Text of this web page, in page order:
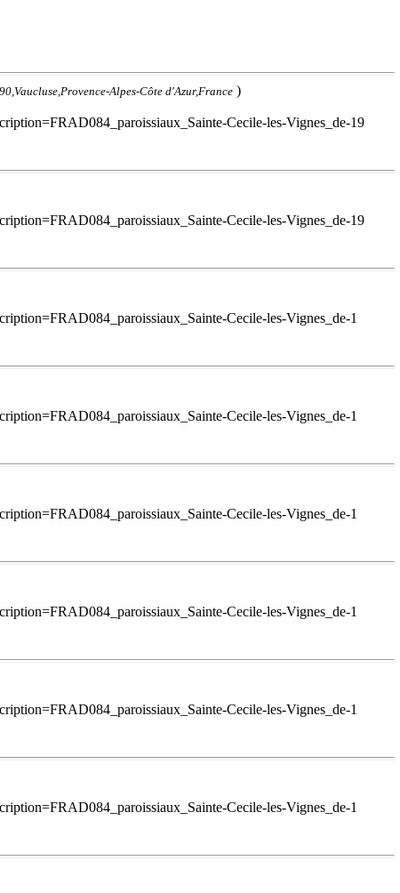
Alpes-Côte d'Azur,France )
Cecile-les-Vignes_de-19
Cecile-les-Vignes_de-19
Cecile-les-Vignes_de-1
Cecile-les-Vignes_de-1
Cecile-les-Vignes_de-1
Cecile-les-Vignes_de-1
Cecile-les-Vignes_de-1
Cecile-les-Vignes_de-1